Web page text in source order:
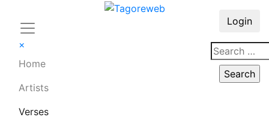
×
Home
Artists
Verses
Login